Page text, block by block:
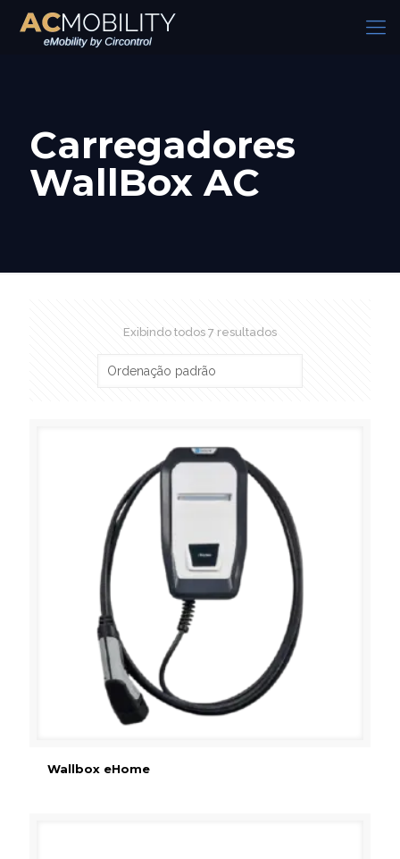
Carregadores
WallBox AC
Exibindo todos 7 resultados
Wallbox eHome